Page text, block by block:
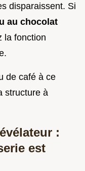
disparaissent. Si
au chocolat
la fonction
de café à ce
structure à
:
est